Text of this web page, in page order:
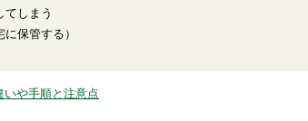
てしまう
保管する）
や手順と注意点